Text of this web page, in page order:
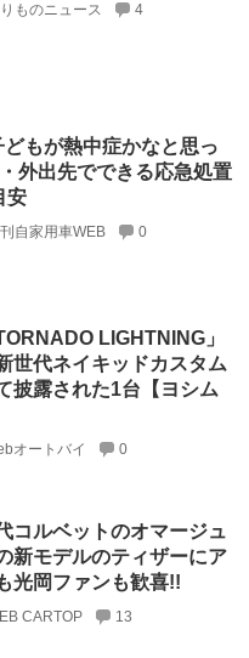
ものニュース 4
どもが熱中症かなと思っ
外出先でできる応急処置
安
自家用車WEB 0
LIGHTNING」
世代ネイキッドカスタム
披露された1台【ヨシム
オートバイ 0
コルベットのオマージュ
モデルのティザーにア
光岡ファンも歓喜!!
CARTOP 13